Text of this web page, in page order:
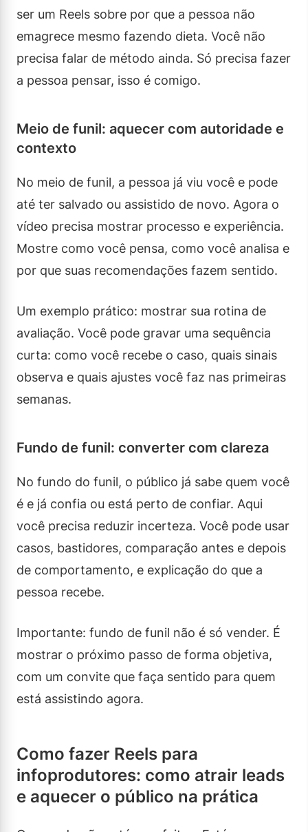
ser um Reels sobre por que a pessoa não
emagrece mesmo fazendo dieta. Você não
precisa falar de método ainda. Só precisa fazer
a pessoa pensar, isso é comigo.
Meio de funil: aquecer com autoridade e
contexto
No meio de funil, a pessoa já viu você e pode
até ter salvado ou assistido de novo. Agora o
vídeo precisa mostrar processo e experiência.
Mostre como você pensa, como você analisa e
por que suas recomendações fazem sentido.
Um exemplo prático: mostrar sua rotina de
avaliação. Você pode gravar uma sequência
curta: como você recebe o caso, quais sinais
observa e quais ajustes você faz nas primeiras
semanas.
Fundo de funil: converter com clareza
No fundo do funil, o público já sabe quem você
é e já confia ou está perto de confiar. Aqui
você precisa reduzir incerteza. Você pode usar
casos, bastidores, comparação antes e depois
de comportamento, e explicação do que a
pessoa recebe.
Importante: fundo de funil não é só vender. É
mostrar o próximo passo de forma objetiva,
com um convite que faça sentido para quem
está assistindo agora.
Como fazer Reels para
infoprodutores: como atrair leads
e aquecer o público na prática